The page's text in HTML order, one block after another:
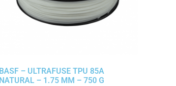
BASF – ULTRAFUSE TPU 85A
NATURAL – 1.75 MM – 750 G